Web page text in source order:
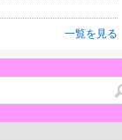
一覧を見る